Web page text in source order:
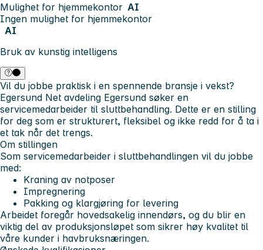
Mulighet for hjemmekontor AI
Ingen mulighet for hjemmekontor
AI
Bruk av kunstig intelligens
Vil du jobbe praktisk i en spennende bransje i vekst?
Egersund Net avdeling Egersund søker en
servicemedarbeider til sluttbehandling. Dette er en stilling
for deg som er strukturert, fleksibel og ikke redd for å ta i
et tak når det trengs.
Om stillingen
Som servicemedarbeider i sluttbehandlingen vil du jobbe
med:
Kraning av notposer
Impregnering
Pakking og klargjøring for levering
Arbeidet foregår hovedsakelig innendørs, og du blir en
viktig del av produksjonsløpet som sikrer høy kvalitet til
våre kunder i havbruksnæringen.